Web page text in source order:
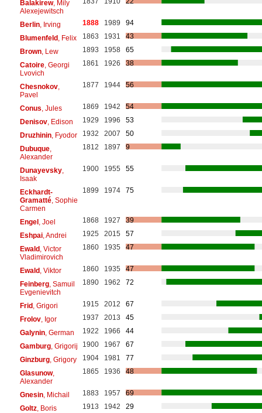
Balakirew, Mily
Alexejewitsch
Berlin, Irving 1888 1989
94
Blumenfeld, Felix 1863 1931
43
Brown, Lew 1893 1958
65
Catoire, Georgi
Lvovich
1861 1926 38
Chesnokov,
Pavel
1877 1944 56
Conus , Jules 1869 1942
54
Denisov, Edison 1929 1996
53
Druzhinin, Fyodor 1932 2007
50
Dubuque,
Alexander
1812 1897 9
Dunayevsky,
Isaak
1900 1955 55
Eckhardt-
Gramatté, Sophie
Carmen
1899 1974 75
Engel, Joel 1868 1927
39
Eshpai, Andrei 1925 2015
57
Ewald, Victor
Vladimirovich
1860 1935 47
Ewald, Viktor 1860 1935
47
Feinberg, Samuil
Evgenievitch
1890 1962 72
Frid, Grigori 1915 2012
67
Frolov, Igor 1937 2013
45
Galynin, German 1922 1966
44
Gamburg, Grigorij 1900 1967
67
Ginzburg, Grigory 1904 1981
77
Glasunow,
Alexander
1865 1936 48
Gnesin, Michail 1883 1957
69
Goltz, Boris 1913 1942
29